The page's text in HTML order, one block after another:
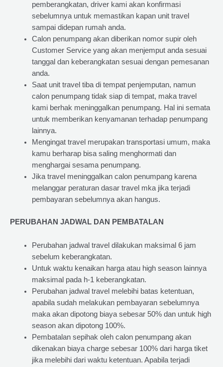
pemberangkatan, driver kami akan konfirmasi
sebelumnya untuk memastikan kapan unit travel
sampai didepan rumah anda.
Calon penumpang akan diberikan nomor supir oleh
Customer Service yang akan menjemput anda sesuai
tanggal dan keberangkatan sesuai dengan pemesanan
anda.
Saat unit travel tiba di tempat penjemputan, namun
calon penumpang tidak siap di tempat, maka travel
kami berhak meninggalkan penumpang. Hal ini semata
untuk memberikan kenyamanan terhadap penumpang
lainnya.
Mengingat travel merupakan transportasi umum, maka
kamu berharap bisa saling menghormati dan
menghargai sesama penumpang.
Jika travel meninggalkan calon penumpang karena
melanggar peraturan dasar travel mka jika terjadi
pembayaran sebelumnya akan hangus.
PERUBAHAN JADWAL DAN PEMBATALAN
Perubahan jadwal travel dilakukan maksimal 6 jam
sebelum keberangkatan.
Untuk waktu kenaikan harga atau high season lainnya
maksimal pada h-1 keberangkatan.
Perubahan jadwal travel melebihi batas ketentuan,
apabila sudah melakukan pembayaran sebelumnya
maka akan dipotong biaya sebesar 50% dan untuk high
season akan dipotong 100%.
Pembatalan sepihak oleh calon penumpang akan
dikenakan biaya charge sebesar 100% dari harga tiket
jika melebihi dari waktu ketentuan. Apabila terjadi